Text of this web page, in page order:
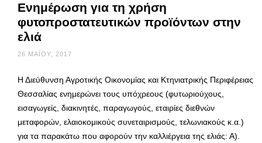
Ενημέρωση για τη χρήση
φυτοπροστατευτικών προϊόντων στην
ελιά
26 ΜΑΪ́ΟΥ, 2017
Η Διεύθυνση Αγροτικής Οικονομίας και Κτηνιατρικής Περιφέρειας
Θεσσαλίας ενημερώνει τους υπόχρεους (φυτωριούχους,
εισαγωγείς, διακινητές, παραγωγούς, εταιρίες διεθνών
μεταφορών, ελαιοκομικούς συνεταιρισμούς, τελωνιακούς κ.α.)
για τα παρακάτω που αφορούν την καλλιέργεια της ελιάς: Α).